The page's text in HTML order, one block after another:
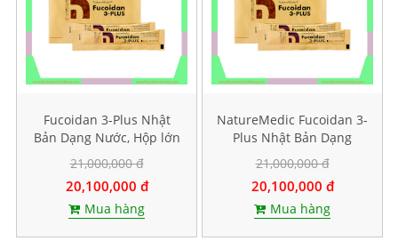
Fucoidan 3-Plus Nhật
Bản Dạng Nước, Hộp lớn
50 gói
21,000,000 đ
20,100,000 đ
Mua hàng
NatureMedic Fucoidan 3-
Plus Nhật Bản Dạng
Nước, Hộp lớn 50 gói
21,000,000 đ
20,100,000 đ
Mua hàng